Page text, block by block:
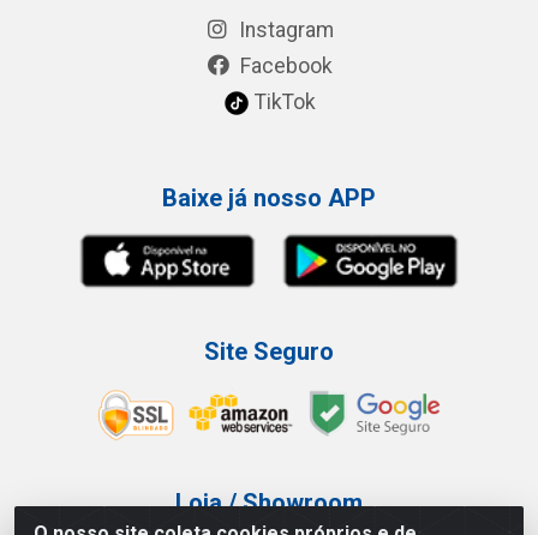
Instagram
Facebook
TikTok
Baixe já nosso APP
Site Seguro
Loja / Showroom